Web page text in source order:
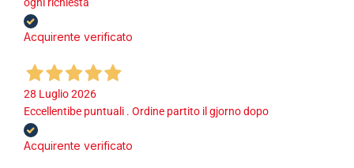
ogni richiesta
Acquirente verificato
28 Luglio 2026
Eccellentibe puntuali . Ordine partito il gjorno dopo
Acquirente verificato